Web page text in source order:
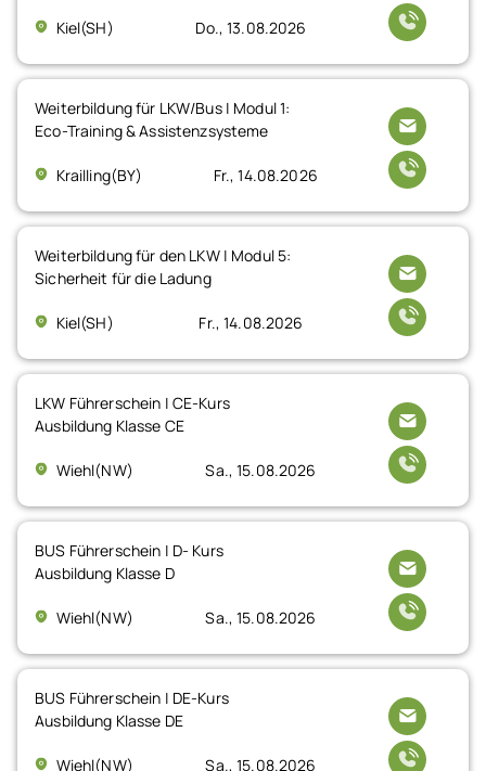
Kiel(SH) Do., 13.08.2026
Weiterbildung für LKW/Bus | Modul 1:
Eco-Training & Assistenzsysteme
Krailling(BY) Fr., 14.08.2026
Weiterbildung für den LKW | Modul 5:
Sicherheit für die Ladung
Kiel(SH) Fr., 14.08.2026
LKW Führerschein | CE-Kurs
Ausbildung Klasse CE
Wiehl(NW) Sa., 15.08.2026
BUS Führerschein | D- Kurs
Ausbildung Klasse D
Wiehl(NW) Sa., 15.08.2026
BUS Führerschein | DE-Kurs
Ausbildung Klasse DE
Wiehl(NW) Sa., 15.08.2026